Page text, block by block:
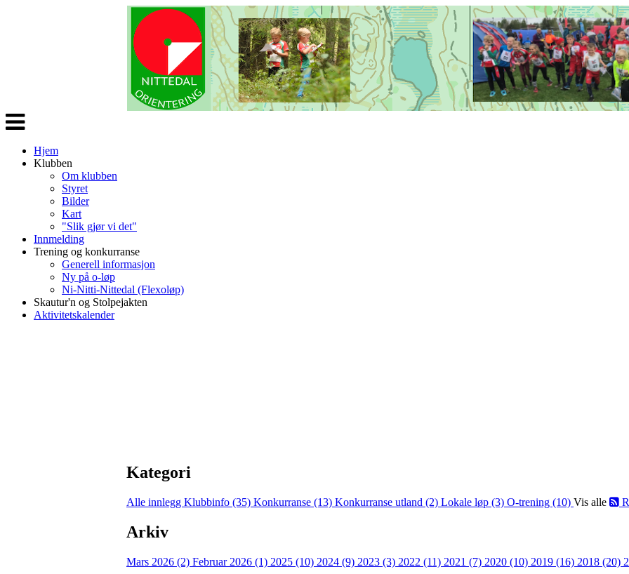
Veksle
navigasjon
Hjem
Klubben
Om klubben
Styret
Bilder
Kart
"Slik gjør vi det"
Innmelding
Trening og konkurranse
Generell informasjon
Ny på o-løp
Ni-Nitti-Nittedal (Flexoløp)
Skautur'n og Stolpejakten
Aktivitetskalender
Kategori
Alle innlegg Klubbinfo (35) Konkurranse (13) Konkurranse utland (2) Lokale løp (3) O-trening (10) Vis alle
Arkiv
Mars 2026 (2) Februar 2026 (1) 2025 (10) 2024 (9) 2023 (3) 2022 (11) 2021 (7) 2020 (10) 2019 (16) 2018 (20)